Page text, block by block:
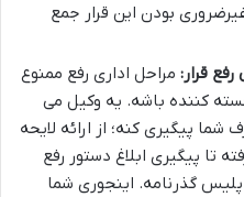
بودن این قرار جمع
قرار: مراحل اداری رفع ممنوع
کننده باشه. یه وکیل می
شما پیگیری کنه؛ از ارائه لایحه
تا پیگیری ابلاغ دستور رفع
گذرنامه. اینجوری شما